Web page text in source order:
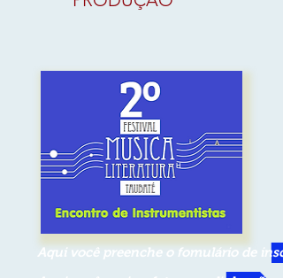
Aqui você preenche o fomulário de